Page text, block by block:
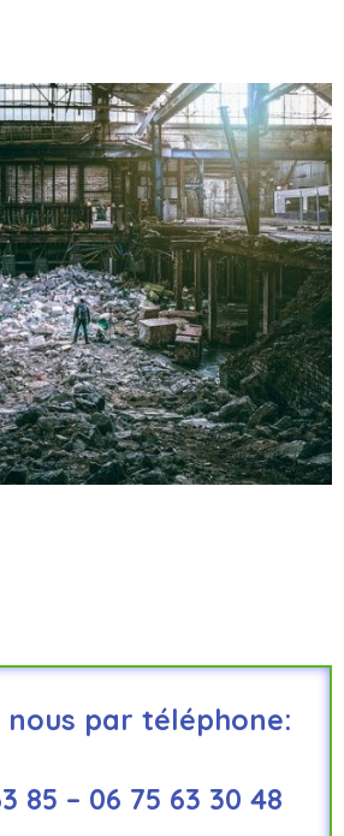
nous par téléphone:
85 – 06 75 63 30 48